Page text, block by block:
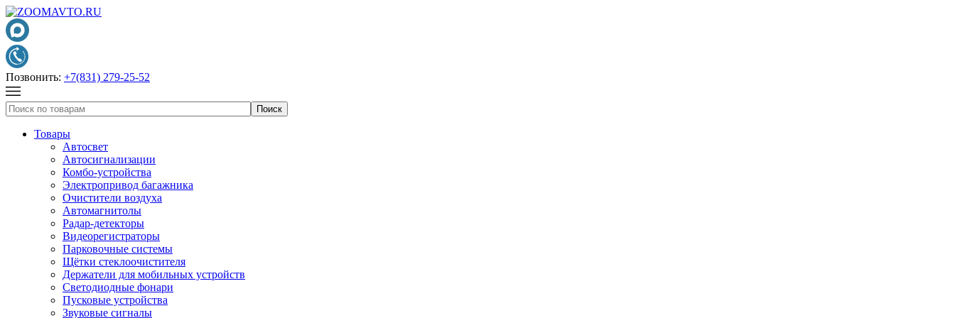
Позвонить: +7(831) 279-25-52
Товары
Автосвет
Автосигнализации
Комбо-устройства
Электропривод багажника
Очистители воздуха
Автомагнитолы
Радар-детекторы
Видеорегистраторы
Парковочные системы
Щётки стеклоочистителя
Держатели для мобильных устройств
Светодиодные фонари
Пусковые устройства
Звуковые сигналы